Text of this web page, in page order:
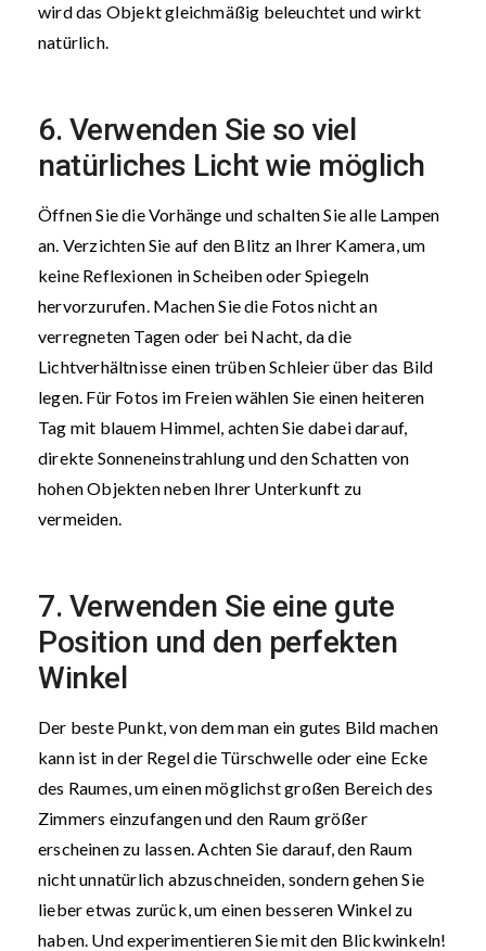
wird das Objekt gleichmäßig beleuchtet und wirkt
natürlich.
6. Verwenden Sie so viel
natürliches Licht wie möglich
Öffnen Sie die Vorhänge und schalten Sie alle Lampen
an. Verzichten Sie auf den Blitz an Ihrer Kamera, um
keine Reflexionen in Scheiben oder Spiegeln
hervorzurufen. Machen Sie die Fotos nicht an
verregneten Tagen oder bei Nacht, da die
Lichtverhältnisse einen trüben Schleier über das Bild
legen. Für Fotos im Freien wählen Sie einen heiteren
Tag mit blauem Himmel, achten Sie dabei darauf,
direkte Sonneneinstrahlung und den Schatten von
hohen Objekten neben Ihrer Unterkunft zu
vermeiden.
7. Verwenden Sie eine gute
Position und den perfekten
Winkel
Der beste Punkt, von dem man ein gutes Bild machen
kann ist in der Regel die Türschwelle oder eine Ecke
des Raumes, um einen möglichst großen Bereich des
Zimmers einzufangen und den Raum größer
erscheinen zu lassen. Achten Sie darauf, den Raum
nicht unnatürlich abzuschneiden, sondern gehen Sie
lieber etwas zurück, um einen besseren Winkel zu
haben. Und experimentieren Sie mit den Blickwinkeln!